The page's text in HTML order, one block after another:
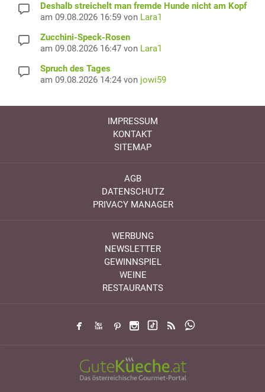
Deshalb streichelt man fremde Hunde nicht am Kopf
am 09.08.2026 16:59 von Lara1
Zucchini-Speck-Rosen
am 09.08.2026 16:47 von Lara1
Spruch des Tages
am 09.08.2026 14:24 von jowi59
IMPRESSUM
KONTAKT
SITEMAP
AGB
DATENSCHUTZ
PRIVACY MANAGER
WERBUNG
NEWSLETTER
GEWINNSPIEL
WEINE
RESTAURANTS